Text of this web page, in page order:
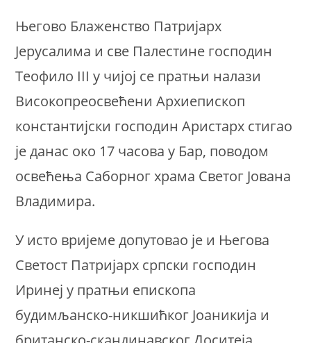
Његово Блаженство Патријарх
Јерусалима и све Палестине господин
Теофило III у чијој се пратњи налази
Високопреосвећени Архиепископ
константијски господин Аристарх стигао
је данас око 17 часова у Бар, поводом
освећења Саборног храма Светог Јована
Владимира.
У исто вријеме допутовао је и Његова
Светост Патријарх српски господин
Иринеј у пратњи епископа
будимљанско-никшићког Јоаникија и